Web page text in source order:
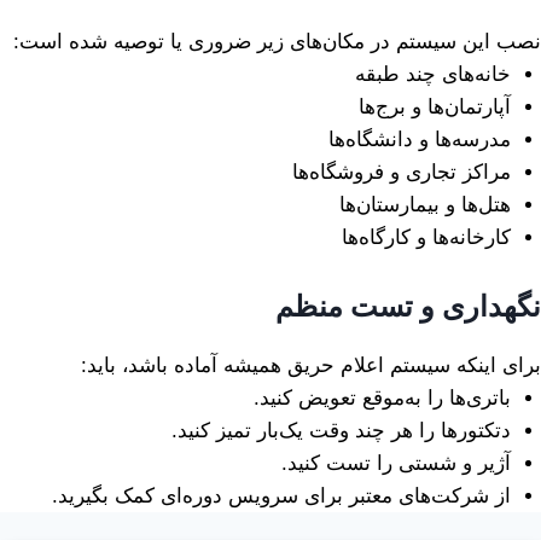
نصب این سیستم در مکان‌های زیر ضروری یا توصیه شده است:
خانه‌های چند طبقه
آپارتمان‌ها و برج‌ها
مدرسه‌ها و دانشگاه‌ها
مراکز تجاری و فروشگاه‌ها
هتل‌ها و بیمارستان‌ها
کارخانه‌ها و کارگاه‌ها
نگهداری و تست منظم
برای اینکه سیستم اعلام حریق همیشه آماده باشد، باید:
باتری‌ها را به‌موقع تعویض کنید.
دتکتورها را هر چند وقت یک‌بار تمیز کنید.
آژیر و شستی را تست کنید.
از شرکت‌های معتبر برای سرویس دوره‌ای کمک بگیرید.